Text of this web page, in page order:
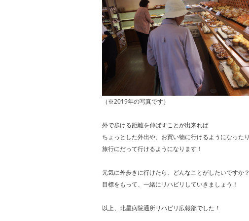
（※2019年の写真です）
外で歩ける距離を伸ばすことが出来れば
ちょっとした外出や、お買い物に行けるようになったり
旅行にだって行けるようになります！
元気に外歩きに行けたら、どんなことがしたいですか？
目標をもって、一緒にリハビリしていきましょう！
以上、北星病院通所リハビリ広報部でした！